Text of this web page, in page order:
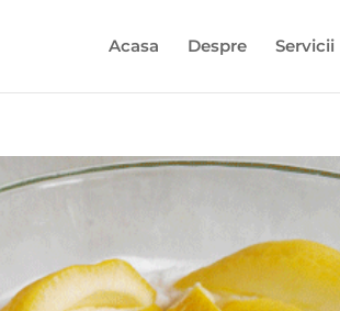
Acasa Despre Servicii